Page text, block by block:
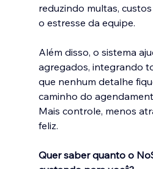
reduzindo multas,
o estresse da equipe.
Além disso, o sistema
agregados﻿, integrando
que nenhum detalhe
caminho do
Mais controle, menos
feliz.
Quer saber quanto o